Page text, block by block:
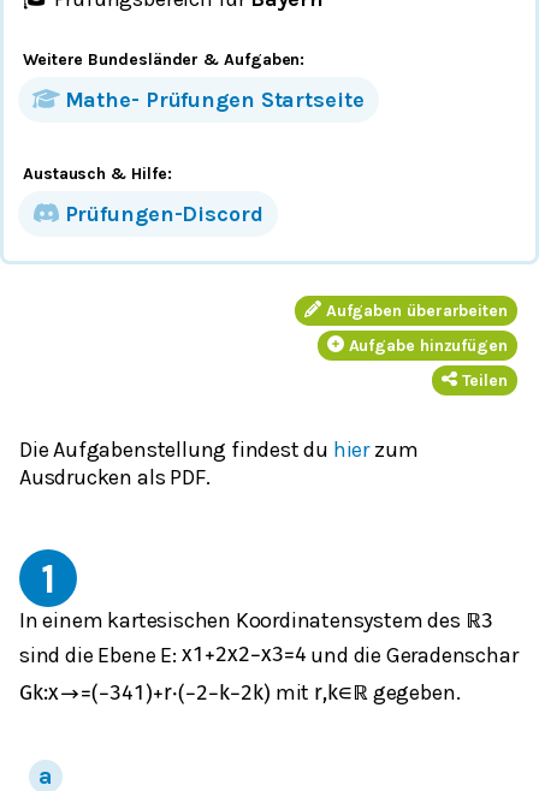
Weitere Bundesländer & Aufgaben:
Mathe- Prüfungen Startseite
Austausch & Hilfe:
Prüfungen-Discord
Aufgaben überarbeiten
Aufgabe hinzufügen
Teilen
Die Aufgabenstellung findest du hierzum
Ausdrucken als PDF.
1
In einem kartesischen Koordinatensystem des ℝ3
sind die Ebene E: x1 +2x2−x3=4 und die Geradenschar
G k:x→=(−341 )+r⋅(−2− k−2 k) mit r,k∈ ℝ gegeben.